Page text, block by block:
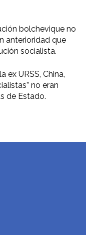
bolchevique no
anterioridad que
socialista.
ex URSS, China,
no eran
de Estado.